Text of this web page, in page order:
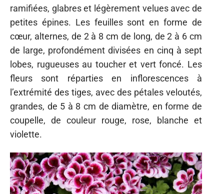
ramifiées, glabres et légèrement velues avec de
petites épines. Les feuilles sont en forme de
cœur, alternes, de 2 à 8 cm de long, de 2 à 6 cm
de large, profondément divisées en cinq à sept
lobes, rugueuses au toucher et vert foncé. Les
fleurs sont réparties en inflorescences à
l’extrémité des tiges, avec des pétales veloutés,
grandes, de 5 à 8 cm de diamètre, en forme de
coupelle, de couleur rouge, rose, blanche et
violette.